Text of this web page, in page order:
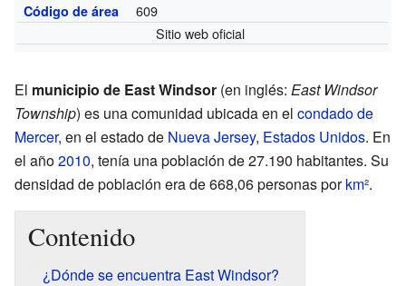
Código de área
609
Sitio web oficial
El municipio de East Windsor (en inglés: East Windsor
Township) es una comunidad ubicada en el condado de
Mercer, en el estado de Nueva Jersey, Estados Unidos. En
el año2010, tenía una población de 27.190 habitantes. Su
densidad de población era de 668,06 personas porkm².
Contenido
¿Dónde se encuentra East Windsor?